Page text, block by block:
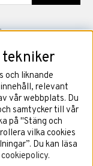
AB
och liknande
relevant
vår webbplats. Du
samtycker till vår
på "Stäng och
vilka cookies
Du kan läsa
cookiepolicy.